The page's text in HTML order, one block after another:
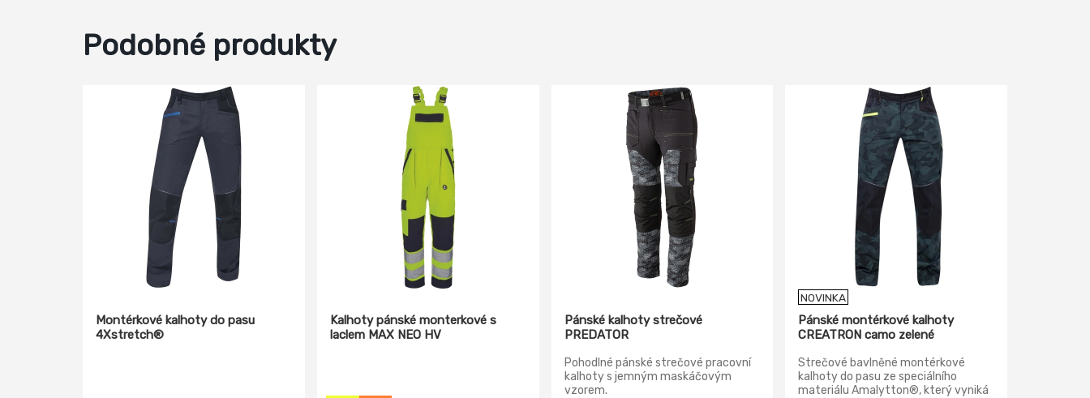
Podobné produkty
Montérkové kalhoty do pasu
4Xstretch®
Kalhoty pánské monterkové s
laclem MAX NEO HV
Pánské kalhoty strečové
PREDATOR
Pohodlné pánské strečové pracovní
kalhoty s jemným maskáčovým
vzorem.
NOVINKA
Pánské montérkové kalhoty
CREATRON camo zelené
Strečové bavlněné montérkové
kalhoty do pasu ze speciálního
materiálu Amalytton®, který vyniká